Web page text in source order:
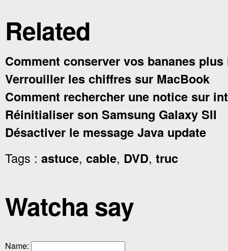
Related
Comment conserver vos bananes
Verrouiller les chiffres sur MacBook
Comment rechercher une notice sur
Réinitialiser son Samsung Galaxy SII
Désactiver le message Java update
Tags : astuce, cable, DVD, truc
Watcha say
Name: